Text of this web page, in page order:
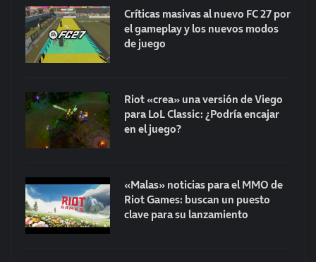
Críticas masivas al nuevo FC 27 por
el gameplay y los nuevos modos
de juego
Riot «crea» una versión de Viego
para LoL Classic: ¿Podría encajar
en el juego?
«Malas» noticias para el MMO de
Riot Games: buscan un puesto
clave para su lanzamiento